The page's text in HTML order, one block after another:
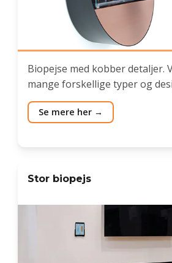
Biopejse med kobber detaljer.
mange forskellige typer og
Se mere her
Stor biopejs